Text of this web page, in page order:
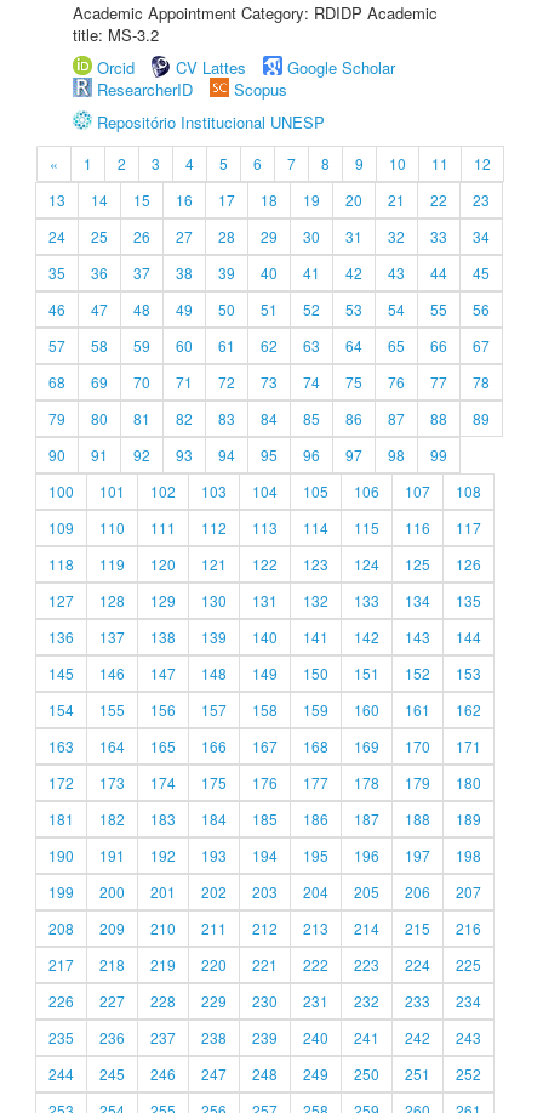
Academic Appointment Category: RDIDP Academic
title: MS-3.2
Orcid
CV Lattes
Google Scholar
ResearcherID
Scopus
Repositório Institucional UNESP
« 1 2 3 4 5 6 7 8 9 10 11
12
13
14 15 16 17 18 19 20 21 22
23
24
25 26 27 28 29 30 31 32 33
34
35
36 37 38 39 40 41 42 43 44
45
46
47 48 49 50 51 52 53 54 55
56
57
58 59 60 61 62 63 64 65 66
67
68
69 70 71 72 73 74 75 76 77
78
79
80 81 82 83 84 85 86 87 88
89
90
91 92 93 94 95 96 97 98
99
100
101 102 103 104 105 106 107
108
109
110 111 112 113 114 115 116
117
118
119 120 121 122 123 124 125
126
127
128 129 130 131 132 133 134
135
136
137 138 139 140 141 142 143
144
145
146 147 148 149 150 151 152
153
154
155 156 157 158 159 160 161
162
163
164 165 166 167 168 169 170
171
172
173 174 175 176 177 178 179
180
181
182 183 184 185 186 187 188
189
190
191 192 193 194 195 196 197
198
199
200 201 202 203 204 205 206
207
208
209 210 211 212 213 214 215
216
217
218 219 220 221 222 223 224
225
226
227 228 229 230 231 232 233
234
235
236 237 238 239 240 241 242
243
244
245 246 247 248 249 250 251
252